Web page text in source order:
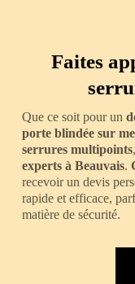
Faites
Que ce soit pour un
porte blindée sur
serrures multipoints
experts à Beauvais.
recevoir un devis
rapide et efficace,
matière de sécurité.